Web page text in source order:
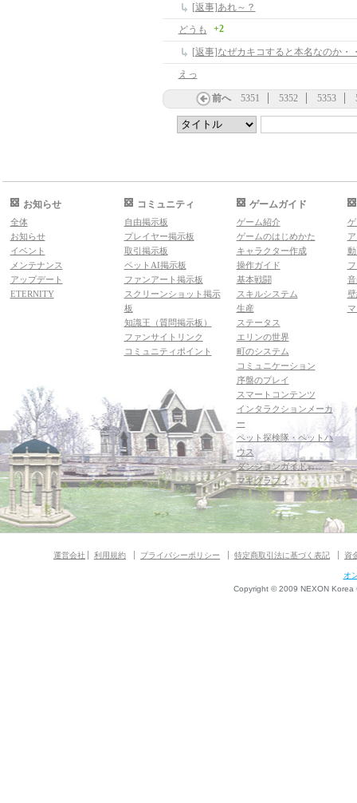
[返事]あれ～？
どうも
+2
[返事]なぜカキコすると本名なのか・
えっ
前へ 5351 5352 5353
お知らせ
全体
お知らせ
イベント
メンテナンス
アップデート
ETERNITY
コミュニティ
自由掲示板
プレイヤー掲示板
取引掲示板
ペットAI掲示板
ファンアート掲示板
スクリーンショット掲示
板
知識王（質問掲示板）
ファンサイトリンク
コミュニティポイント
ゲームガイド
ゲーム紹介
ゲームのはじめかた
キャラクター作成
操作ガイド
基本戦闘
スキルシステム
生産
ステータス
エリンの世界
町のシステム
コミュニケーション
序盤のプレイ
スマートコンテンツ
インタラクションメーカ
ー
ペット探検隊・ペットハ
ウス
ダンジョンガイド
マギグラフィ
運営会社 利用規約 プライバシーポリシー 特定商取引法に基づく表記 資
オ
Copyright © 2009 NEXON Korea